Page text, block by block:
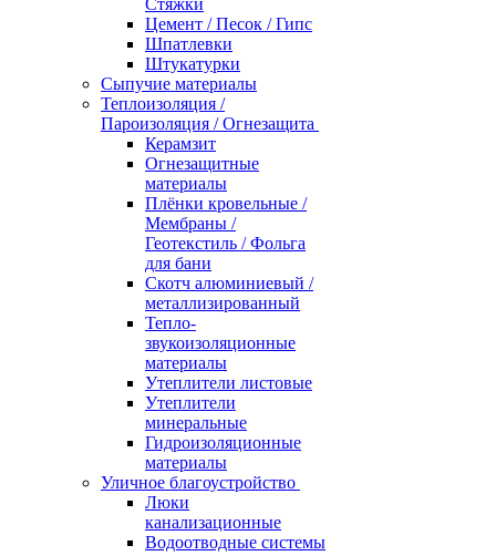
Стяжки
Цемент / Песок / Гипс
Шпатлевки
Штукатурки
Сыпучие материалы
Теплоизоляция /
Пароизоляция / Огнезащита
Керамзит
Огнезащитные
материалы
Плёнки кровельные /
Мембраны /
Геотекстиль / Фольга
для бани
Скотч алюминиевый /
металлизированный
Тепло-
звукоизоляционные
материалы
Утеплители листовые
Утеплители
минеральные
Гидроизоляционные
материалы
Уличное благоустройство
Люки
канализационные
Водоотводные системы